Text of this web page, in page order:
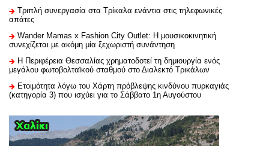
Τριπλή συνεργασία στα Τρίκαλα ενάντια στις τηλεφωνικές
απάτες
Wander Mamas x Fashion City Outlet: Η μουσικοκινητική
συνεχίζεται με ακόμη μία ξεχωριστή συνάντηση
H Περιφέρεια Θεσσαλίας χρηματοδοτεί τη δημιουργία ενός
μεγάλου φωτοβολταϊκού σταθμού στο Διαλεκτό Τρικάλων
Ετοιμότητα λόγω του Χάρτη πρόβλεψης κινδύνου πυρκαγιάς
(κατηγορία 3) που ισχύει για το Σάββατο 1η Αυγούστου